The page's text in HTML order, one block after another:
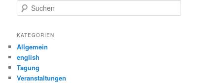
u
h
n
KATEGORIEN
Allgemein
english
Tagung
Veranstaltungen